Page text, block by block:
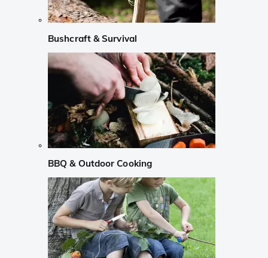
Bushcraft & Survival
BBQ & Outdoor Cooking